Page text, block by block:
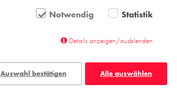
Notwendig Statistik
Details anzeigen/ausblenden
Auswahl bestätigen Alle auswählen